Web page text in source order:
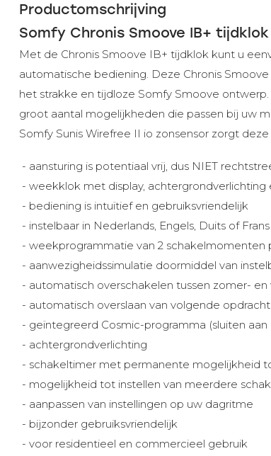
Productomschrijving
Somfy Chronis Smoove IB+ tijdklok
Met de Chronis Smoove IB+ tijdklok kunt u
automatische bediening. Deze Chronis
het strakke en tijdloze Somfy Smoove
groot aantal mogelijkheden die passen bij uw
Somfy Sunis Wirefree II io zonsensor zorgt
- aansturing is potentiaal vrij, dus NIET
- weekklok met display, achtergrondverlichting
- bediening is intuïtief en gebruiksvriendelijk
- instelbaar in Nederlands, Engels, Duits of Frans
- weekprogrammatie van 2 schakelmomenten
- aanwezigheidssimulatie doormiddel van
- automatisch overschakelen tussen zomer-
- automatisch overslaan van volgende
- geïntegreerd Cosmic-programma (sluiten
- achtergrondverlichting
- schakeltimer met permanente mogelijkheid
- mogelijkheid tot instellen van meerdere
- aanpassen van instellingen op uw dagritme
- bijzonder gebruiksvriendelijk
- voor residentieel en commercieel gebruik